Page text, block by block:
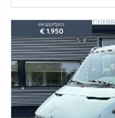
eksportpris
€ 1.950